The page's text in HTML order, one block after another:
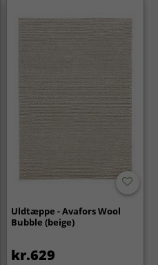
Uldtæppe - Avafors Wool
Bubble (beige)
kr.629